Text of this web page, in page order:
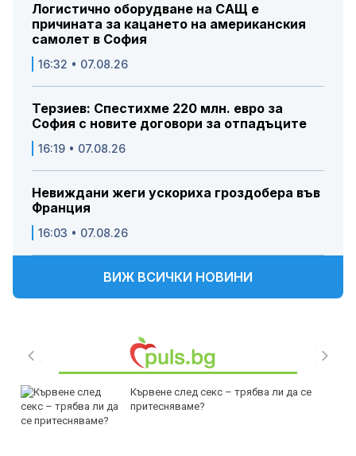
Логистично оборудване на САЩ е
причината за кацането на американския
самолет в София
16:32 • 07.08.26
Терзиев: Спестихме 220 млн. евро за
София с новите договори за отпадъците
16:19 • 07.08.26
Невиждани жеги ускориха гроздобера във
Франция
16:03 • 07.08.26
ВИЖ ВСИЧКИ НОВИНИ
Кървене след секс – трябва ли да се
притесняваме?